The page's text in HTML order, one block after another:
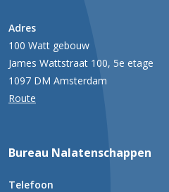
Adres
100 Watt gebouw
James Wattstraat 100, 5e etage
1097 DM Amsterdam
Route
Bureau Nalatenschappen
Telefoon